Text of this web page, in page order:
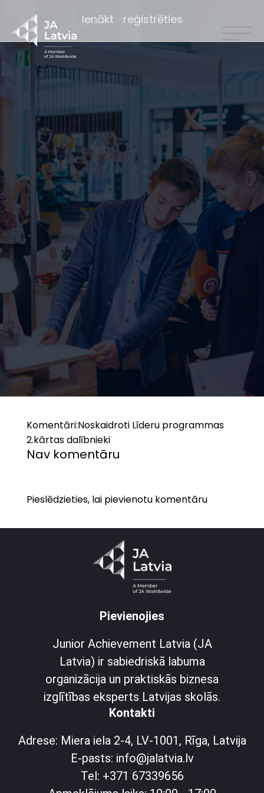
Ienākt reģistrēties
Komentāri:Noskaidroti Līderu programmas
2.kārtas dalībnieki
Nav komentāru
Pieslēdzieties, lai pievienotu komentāru
Pievienojies
Junior Achievement Latvia (JA
Latvia) ir sabiedriskā labuma
organizācija un praktiskās biznesa
izglītības eksperts Latvijas skolās.
Kontakti
Adrese: Miera iela 2-4, LV-1001, Rīga, Latvija
E-pasts: info@jalatvia.lv
Tel: +371 67339656